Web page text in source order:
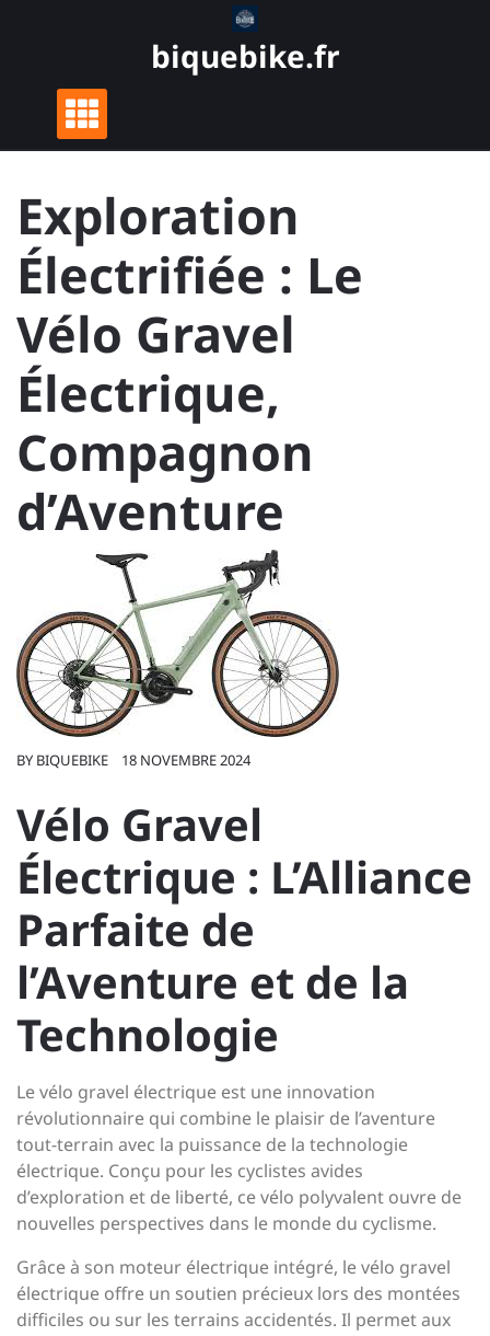
biquebike.fr
Exploration
Électrifiée : Le
Vélo Gravel
Électrique,
Compagnon
d’Aventure
BY BIQUEBIKE 18 NOVEMBRE 2024
Vélo Gravel
Électrique : L’Alliance
Parfaite de
l’Aventure et de la
Technologie
Le vélo gravel électrique est une innovation
révolutionnaire qui combine le plaisir de l’aventure
tout-terrain avec la puissance de la technologie
électrique. Conçu pour les cyclistes avides
d’exploration et de liberté, ce vélo polyvalent ouvre de
nouvelles perspectives dans le monde du cyclisme.
Grâce à son moteur électrique intégré, le vélo gravel
électrique offre un soutien précieux lors des montées
difficiles ou sur les terrains accidentés. Il permet aux